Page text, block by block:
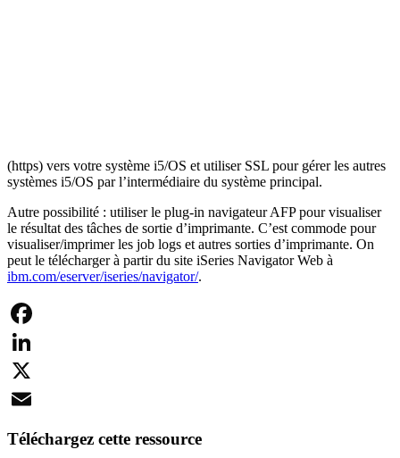
(https) vers votre système i5/OS et utiliser SSL pour gérer les autres
systèmes i5/OS par l’intermédiaire du système principal.
Autre possibilité : utiliser le plug-in navigateur AFP pour visualiser
le résultat des tâches de sortie d’imprimante. C’est commode pour
visualiser/imprimer les job logs et autres sorties d’imprimante. On
peut le télécharger à partir du site iSeries Navigator Web à
ibm.com/eserver/iseries/navigator/.
Facebook
LinkedIn
X
Téléchargez cette ressource